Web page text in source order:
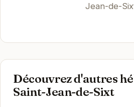
Jean-de-
Découvrez d'autres
Saint-Jean-de-Sixt